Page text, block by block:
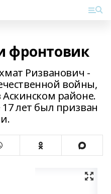
фронтовик
Ризванович -
войны,
Аскинском районе.
17 лет был призван